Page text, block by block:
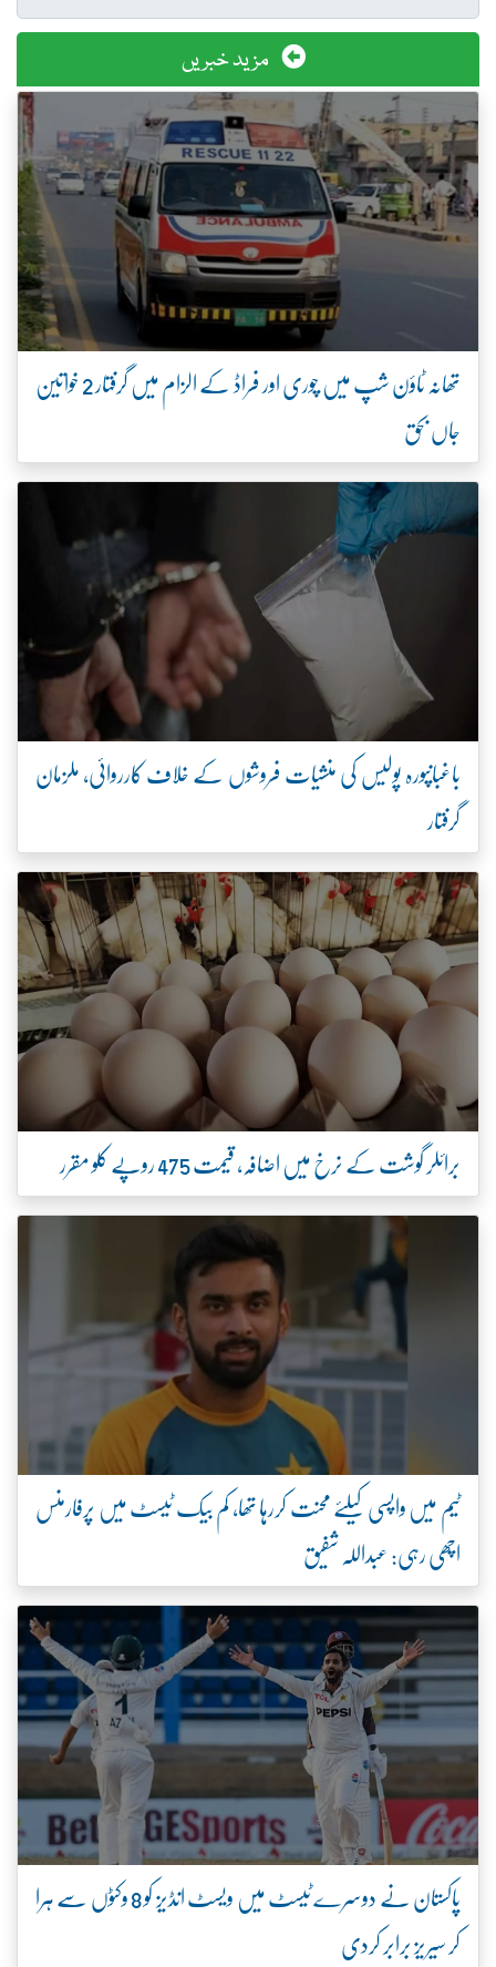
مزید خبریں
تھانہ ٹاؤن شپ میں چوری اور فراڈ کے الزام میں گرفتار 2 خواتین
جاں بحق
باغبانپورہ پولیس کی منشیات فروشوں کے خلاف کارروائی، ملزمان
گرفتار
برائلر گوشت کے نرخ میں اضافہ، قیمت 475 روپے کلو مقرر
ٹیم میں واپسی کیلئے محنت کررہا تھا، کم بیک ٹیسٹ میں پرفارمنس
اچھی رہی: عبداللہ شفیق
پاکستان نے دوسرے ٹیسٹ میں ویسٹ انڈیز کو 8 وکٹوں سے ہرا
کر سیریز برابر کردی